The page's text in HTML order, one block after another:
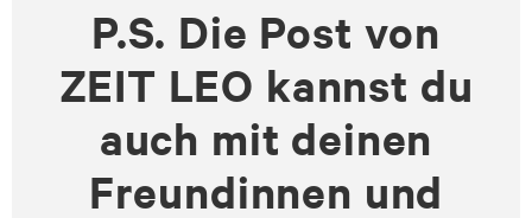
P.S. Die Post von
ZEIT LEO kannst du
auch mit deinen
Freundinnen und